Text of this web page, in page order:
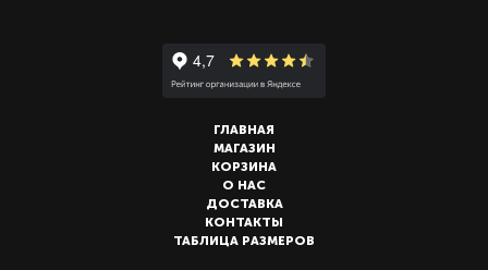
ГЛАВНАЯ
МАГАЗИН
КОРЗИНА
О НАС
ДОСТАВКА
КОНТАКТЫ
ТАБЛИЦА РАЗМЕРОВ